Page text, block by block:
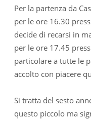
Per la partenza da
per le ore 16.30
decide di recarsi in
per le ore 17.45
particolare a tutte le
accolto con piacere
Si tratta del sesto
questo piccolo ma